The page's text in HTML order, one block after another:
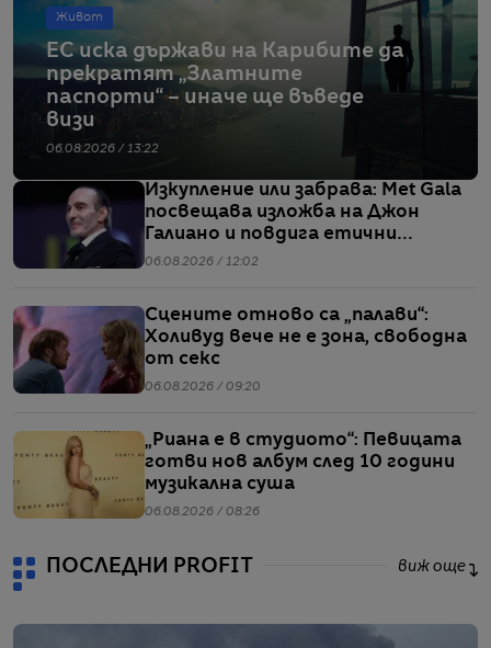
Живот
ЕС иска държави на Карибите да
прекратят „Златните
паспорти“ – иначе ще въведе
визи
06.08.2026 / 13:22
Изкупление или забрава: Met Gala
посвещава изложба на Джон
Галиано и повдига етични
въпроси
06.08.2026 / 12:02
Сцените отново са „палави“:
Холивуд вече не е зона, свободна
от секс
06.08.2026 / 09:20
„Риана е в студиото“: Певицата
готви нов албум след 10 години
музикална суша
06.08.2026 / 08:26
ПОСЛЕДНИ PROFIT виж още